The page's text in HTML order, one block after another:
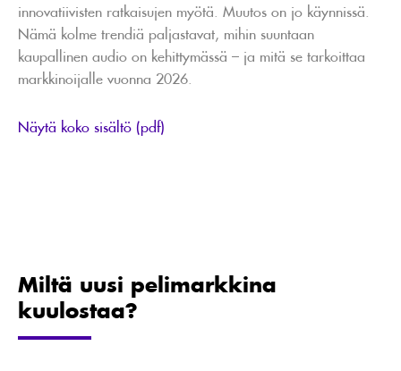
innovatiivisten ratkaisujen myötä. Muutos on jo käynnissä.
Nämä kolme trendiä paljastavat, mihin suuntaan
kaupallinen audio on kehittymässä – ja mitä se tarkoittaa
markkinoijalle vuonna 2026.
Näytä koko sisältö (pdf)
Miltä uusi pelimarkkina
kuulostaa?